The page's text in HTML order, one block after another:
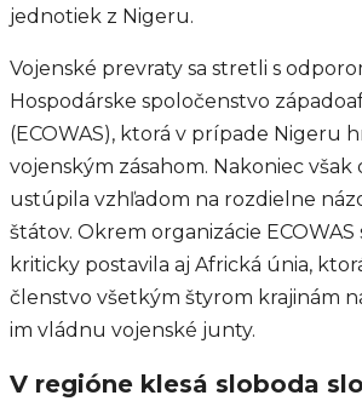
jednotiek z Nigeru.
Vojenské prevraty sa stretli s
Hospodárske spoločenstvo
(ECOWAS), ktorá v prípade Nigeru
vojenským zásahom. Nakoniec
ustúpila vzhľadom na rozdielne
štátov. Okrem organizácie ECOWAS
kriticky postavila aj Africká únia,
členstvo všetkým štyrom krajinám
im vládnu vojenské junty.
V regióne klesá sloboda